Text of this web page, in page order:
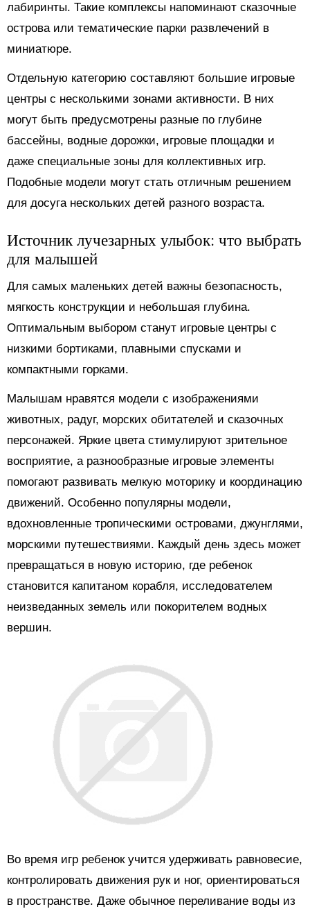
лабиринты. Такие комплексы напоминают сказочные
острова или тематические парки развлечений в
миниатюре.
Отдельную категорию составляют большие игровые
центры с несколькими зонами активности. В них
могут быть предусмотрены разные по глубине
бассейны, водные дорожки, игровые площадки и
даже специальные зоны для коллективных игр.
Подобные модели могут стать отличным решением
для досуга нескольких детей разного возраста.
Источник лучезарных улыбок: что выбрать
для малышей
Для самых маленьких детей важны безопасность,
мягкость конструкции и небольшая глубина.
Оптимальным выбором станут игровые центры с
низкими бортиками, плавными спусками и
компактными горками.
Малышам нравятся модели с изображениями
животных, радуг, морских обитателей и сказочных
персонажей. Яркие цвета стимулируют зрительное
восприятие, а разнообразные игровые элементы
помогают развивать мелкую моторику и координацию
движений. Особенно популярны модели,
вдохновленные тропическими островами, джунглями,
морскими путешествиями. Каждый день здесь может
превращаться в новую историю, где ребенок
становится капитаном корабля, исследователем
неизведанных земель или покорителем водных
вершин.
Во время игр ребенок учится удерживать равновесие,
контролировать движения рук и ног, ориентироваться
в пространстве. Даже обычное переливание воды из